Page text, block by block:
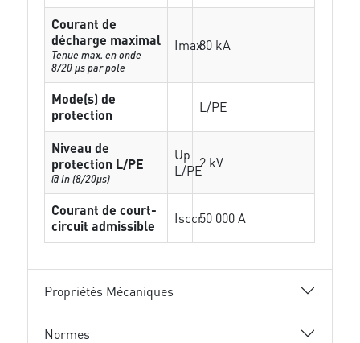
Courant de
décharge maximal
Tenue max. en onde
8/20 µs par pole
Imax80 kA
Mode(s) de
protection
L/PE
Niveau de
protection L/PE
@ In (8/20µs)
Up
L/PE2 kV
Courant de court-
circuit admissible
Isccr50 000 A
Propriétés Mécaniques
Normes